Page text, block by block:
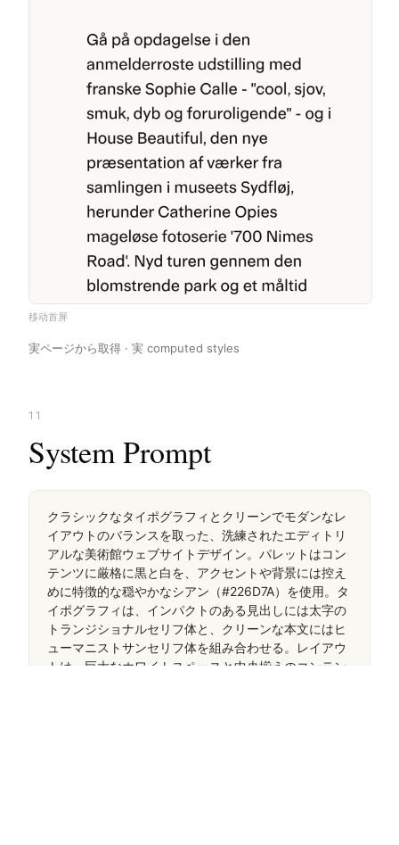
移动首屏
実ページから取得 · 実 computed styles
11
System Prompt
クラシックなタイポグラフィとクリーンでモダンなレ
イアウトのバランスを取った、洗練されたエディトリ
アルな美術館ウェブサイトデザイン。パレットはコン
テンツに厳格に黒と白を、アクセントや背景には控え
めに特徴的な穏やかなシアン（#226D7A）を使用。タ
イポグラフィは、インパクトのある見出しには太字の
トランジショナルセリフ体と、クリーンな本文にはヒ
ューマニストサンセリフ体を組み合わせる。レイアウ
トは、巨大なホワイトスペースと中央揃えのコンテン